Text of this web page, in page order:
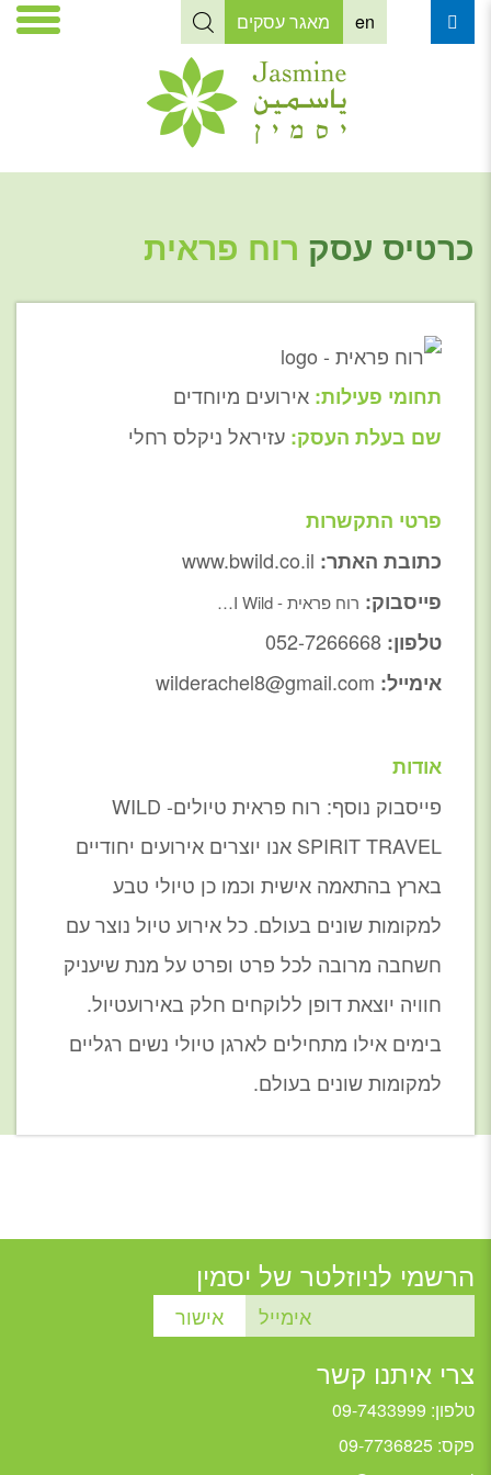
en מאגר עסקים
כרטיס עסק רוח פראית
תחומי פעילות: אירועים מיוחדים
שם בעלת העסק: עזיראל ניקלס רחלי
פרטי התקשרות
כתובת האתר: www.bwild.co.il
פייסבוק: רוח פראית - I Wild…
טלפון: 052-7266668
אימייל: wilderachel8@gmail.com
אודות
פייסבוק נוסף: רוח פראית טיולים- WILD
SPIRIT TRAVEL אנו יוצרים אירועים יחודיים
בארץ בהתאמה אישית וכמו כן טיולי טבע
למקומות שונים בעולם. כל אירוע טיול נוצר עם
חשחבה מרובה לכל פרט ופרט על מנת שיעניק
חוויה יוצאת דופן ללוקחים חלק באירועטיול.
בימים אילו מתחילים לארגן טיולי נשים רגליים
למקומות שונים בעולם.
הרשמי לניוזלטר של יסמין
צרי איתנו קשר
טלפון: 09-7433999
פקס: 09-7736825